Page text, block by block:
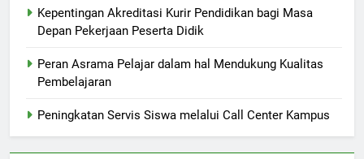
Kepentingan Akreditasi Kurir Pendidikan bagi Masa
Depan Pekerjaan Peserta Didik
Peran Asrama Pelajar dalam hal Mendukung Kualitas
Pembelajaran
Peningkatan Servis Siswa melalui Call Center Kampus